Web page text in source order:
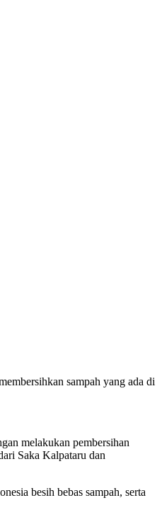
sampah yang ada di
melakukan pembersihan
Saka Kalpataru dan
besih bebas sampah, serta